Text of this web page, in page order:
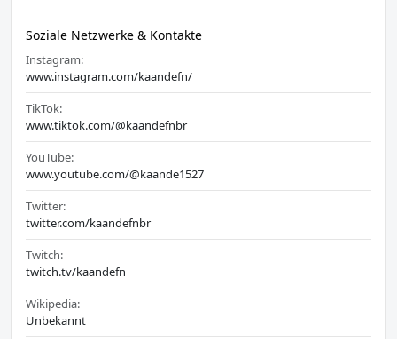
Soziale Netzwerke & Kontakte
Instagram:
www.instagram.com/kaandefn/
TikTok:
www.tiktok.com/@kaandefnbr
YouTube:
www.youtube.com/@kaande1527
Twitter:
twitter.com/kaandefnbr
Twitch:
twitch.tv/kaandefn
Wikipedia:
Unbekannt